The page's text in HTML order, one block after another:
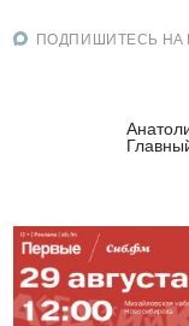
ПОДПИШИТЕСЬ НА